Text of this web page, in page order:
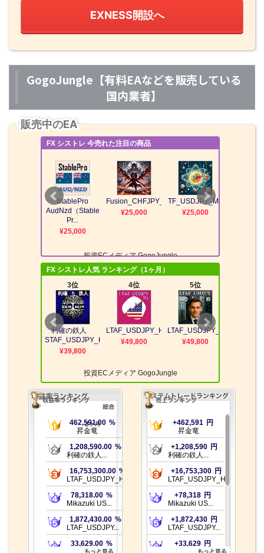
EXNESS開設へ
GogoJungle【有料EAなどを販売している
国内業者】
販売中のEA